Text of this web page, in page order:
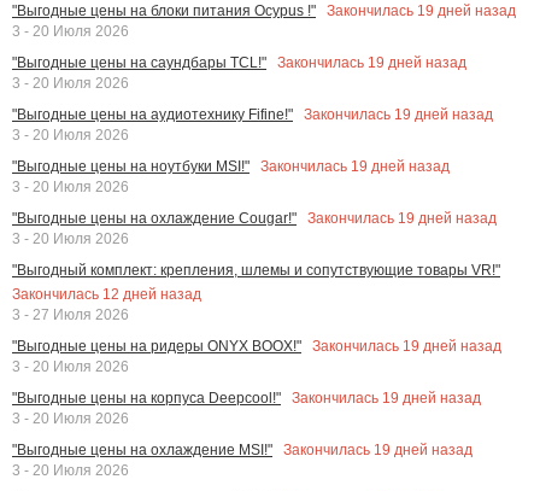
"Выгодные цены на блоки питания Ocypus !"
Закончилась 19 дней назад
3 - 20 Июля 2026
"Выгодные цены на саундбары TCL!"
Закончилась 19 дней назад
3 - 20 Июля 2026
"Выгодные цены на аудиотехнику Fifine!"
Закончилась 19 дней назад
3 - 20 Июля 2026
"Выгодные цены на ноутбуки MSI!"
Закончилась 19 дней назад
3 - 20 Июля 2026
"Выгодные цены на охлаждение Cougar!"
Закончилась 19 дней назад
3 - 20 Июля 2026
"Выгодный комплект: крепления, шлемы и сопутствующие товары VR!"
Закончилась 12 дней назад
3 - 27 Июля 2026
"Выгодные цены на ридеры ONYX BOOX!"
Закончилась 19 дней назад
3 - 20 Июля 2026
"Выгодные цены на корпуса Deepcool!"
Закончилась 19 дней назад
3 - 20 Июля 2026
"Выгодные цены на охлаждение MSI!"
Закончилась 19 дней назад
3 - 20 Июля 2026